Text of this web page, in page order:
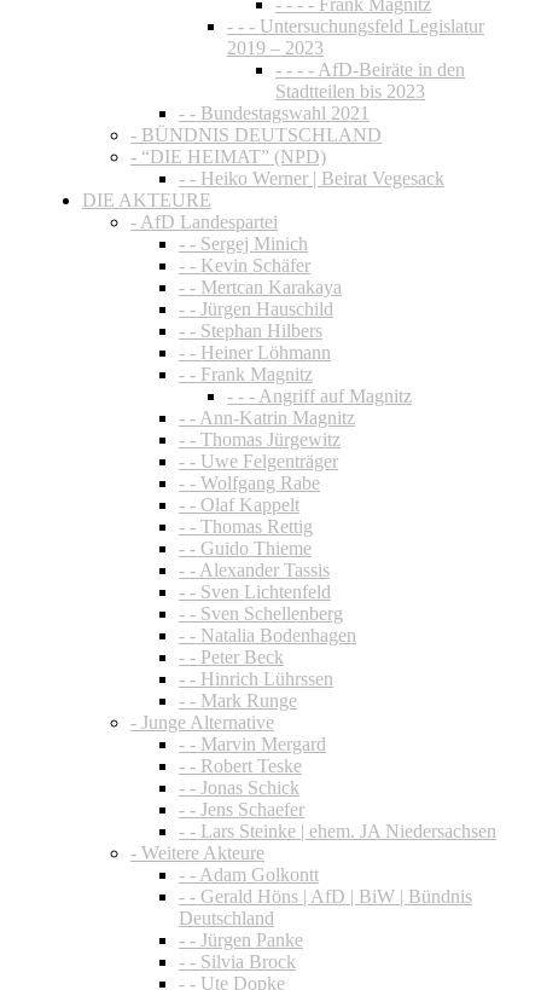
- - - Untersuchungsfeld Legislatur
2019 – 2023
- - - - AfD-Beiräte in den
Stadtteilen bis 2023
- - Bundestagswahl 2021
- BÜNDNIS DEUTSCHLAND
- “DIE HEIMAT” (NPD)
- - Heiko Werner | Beirat Vegesack
DIE AKTEURE
- AfD Landespartei
- - Sergej Minich
- - Kevin Schäfer
- - Mertcan Karakaya
- - Jürgen Hauschild
- - Stephan Hilbers
- - Heiner Löhmann
- - Frank Magnitz
- - - Angriff auf Magnitz
- - Ann-Katrin Magnitz
- - Thomas Jürgewitz
- - Uwe Felgenträger
- - Wolfgang Rabe
- - Olaf Kappelt
- - Thomas Rettig
- - Guido Thieme
- - Alexander Tassis
- - Sven Lichtenfeld
- - Sven Schellenberg
- - Natalia Bodenhagen
- - Peter Beck
- - Hinrich Lührssen
- - Mark Runge
- Junge Alternative
- - Marvin Mergard
- - Robert Teske
- - Jonas Schick
- - Jens Schaefer
- - Lars Steinke | ehem. JA Niedersachsen
- Weitere Akteure
- - Adam Golkontt
- - Gerald Höns | AfD | BiW | Bündnis
Deutschland
- - Jürgen Panke
- - Silvia Brock
- - Ute Dopke